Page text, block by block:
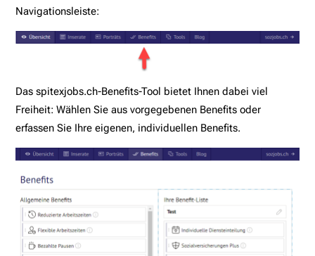
Navigationsleiste:
Das spitexjobs.ch-Benefits-Tool bietet Ihnen dabei viel
Freiheit: Wählen Sie aus vorgegebenen Benefits oder
erfassen Sie Ihre eigenen, individuellen Benefits.